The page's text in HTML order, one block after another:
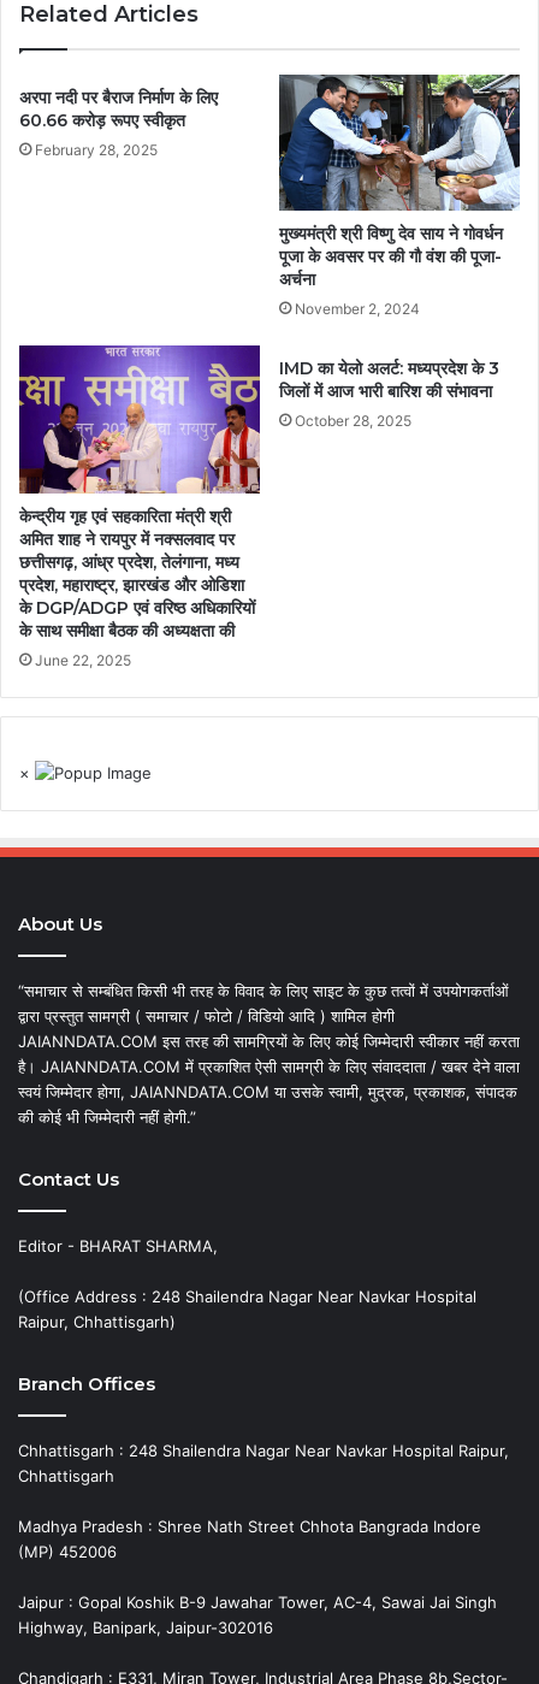
Related Articles
अरपा नदी पर बैराज निर्माण के लिए
60.66 करोड़ रूपए स्वीकृत
February 28, 2025
मुख्यमंत्री श्री विष्णु देव साय ने गोवर्धन
पूजा के अवसर पर की गौ वंश की पूजा-
अर्चना
November 2, 2024
केन्द्रीय गृह एवं सहकारिता मंत्री श्री
अमित शाह ने रायपुर में नक्सलवाद पर
छत्तीसगढ़, आंध्र प्रदेश, तेलंगाना, मध्य
प्रदेश, महाराष्ट्र, झारखंड और ओडिशा
के DGP/ADGP एवं वरिष्ठ अधिकारियों
के साथ समीक्षा बैठक की अध्यक्षता की
June 22, 2025
IMD का येलो अलर्ट: मध्यप्रदेश के 3
जिलों में आज भारी बारिश की संभावना
October 28, 2025
×
About Us
“समाचार से सम्बंधित किसी भी तरह के विवाद के लिए साइट के कुछ तत्वों में उपयोगकर्ताओं
द्वारा प्रस्तुत सामग्री ( समाचार / फोटो / विडियो आदि ) शामिल होगी
JAIANNDATA.COM इस तरह की सामग्रियों के लिए कोई जिम्मेदारी स्वीकार नहीं करता
है। JAIANNDATA.COM में प्रकाशित ऐसी सामग्री के लिए संवाददाता / खबर देने वाला
स्वयं जिम्मेदार होगा, JAIANNDATA.COM या उसके स्वामी, मुद्रक, प्रकाशक, संपादक
की कोई भी जिम्मेदारी नहीं होगी.”
Contact Us
Editor - BHARAT SHARMA,
(Office Address : 248 Shailendra Nagar Near Navkar Hospital
Raipur, Chhattisgarh)
Branch Offices
Chhattisgarh : 248 Shailendra Nagar Near Navkar Hospital Raipur,
Chhattisgarh
Madhya Pradesh : Shree Nath Street Chhota Bangrada Indore
(MP) 452006
Jaipur : Gopal Koshik B-9 Jawahar Tower, AC-4, Sawai Jai Singh
Highway, Banipark, Jaipur-302016
Chandigarh : E331, Miran Tower, Industrial Area Phase 8b,Sector-